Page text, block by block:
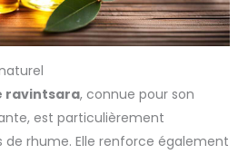
ravintsara, connue pour son
est particulièrement
rhume. Elle renforce également